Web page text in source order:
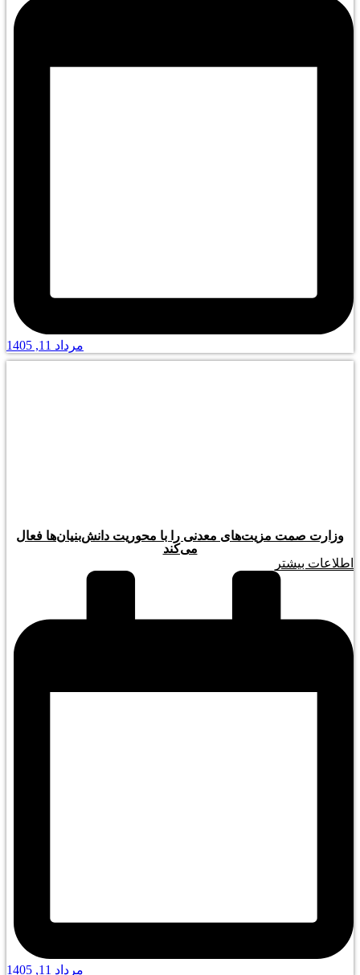
مرداد 11, 1405
وزارت صمت مزیت‌های معدنی را با محوریت دانش‌بنیان‌ها فعال
می‌کند
اطلاعات بیشتر
مرداد 11, 1405